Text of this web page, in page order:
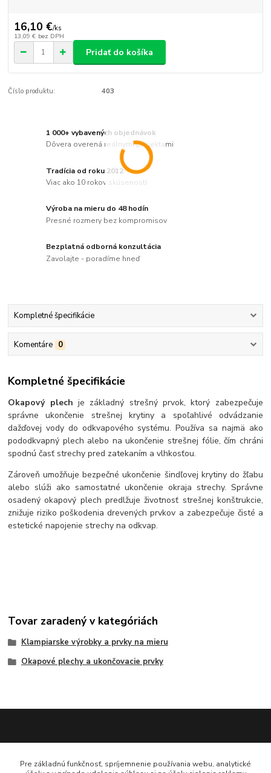
16,10 €/ks
13,09 € bez DPH
Pridať do košíka
Číslo produktu: 403
1 000+ vybavených objednávok
Dôvera overená reálnymi projektami
Tradícia od roku 2012
Viac ako 10 rokov skúseností
Výroba na mieru do 48 hodín
Presné rozmery bez kompromisov
Bezplatná odborná konzultácia
Zavolajte - poradíme hneď
Kompletné špecifikácie
Komentáre 0
Kompletné špecifikácie
Okapový plech je základný strešný prvok, ktorý zabezpečuje
správne ukončenie strešnej krytiny a spoľahlivé odvádzanie
dažďovej vody do odkvapového systému. Používa sa najmä ako
pododkvapný plech alebo na ukončenie strešnej fólie, čím chráni
spodnú časť strechy pred zatekaním a vlhkosťou.
Zároveň umožňuje bezpečné ukončenie šindľovej krytiny do žľabu
alebo slúži ako samostatné ukončenie okraja strechy. Správne
osadený okapový plech predlžuje životnosť strešnej konštrukcie,
znižuje riziko poškodenia drevených prvkov a zabezpečuje čisté a
estetické napojenie strechy na odkvap.
Tovar zaradený v kategóriách
Klampiarske výrobky a prvky na mieru
Okapové plechy a ukončovacie prvky
0948 484 313
Pre základnú funkčnosť, spríjemnenie používania webu, analytické